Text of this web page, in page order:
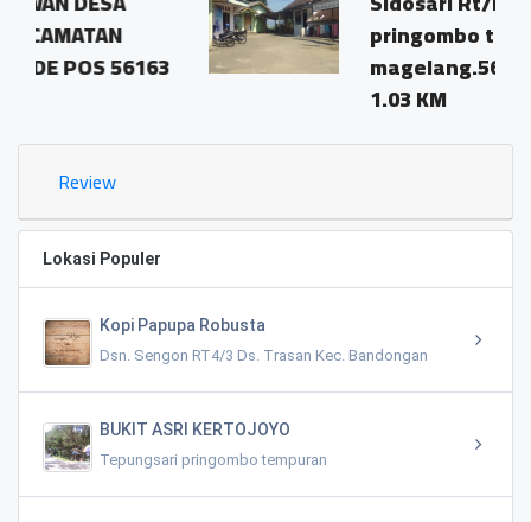
pringombo tempuran
magelang.56161
Review
Lokasi Populer
Kopi Papupa Robusta
Dsn. Sengon RT4/3 Ds. Trasan Kec. Bandongan
BUKIT ASRI KERTOJOYO
Tepungsari pringombo tempuran